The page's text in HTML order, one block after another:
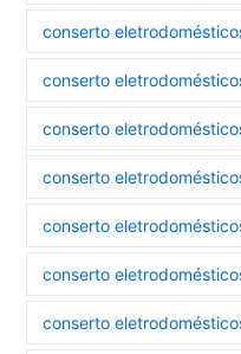
conserto
conserto
conserto
conserto
conserto
conserto
conserto